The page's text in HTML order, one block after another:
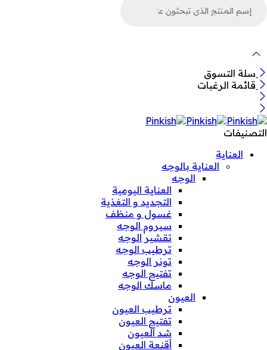
سلة التسوق
قائمة الرغبات
التصنيفات
العناية
العناية بالوجه
الوجه
العناية اليومية
التجديد و التغذية
غسول و منظف
سيروم الوجه
تقشير الوجه
ترطيب الوجه
تونر الوجه
تفتيح الوجه
ماسك الوجه
العيون
ترطيب العيون
تفتيح العيون
شد العيون
أقنعة العيون